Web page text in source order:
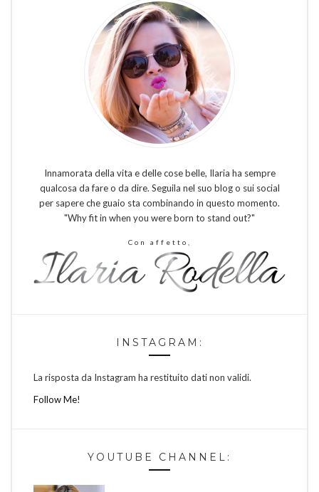
Innamorata della vita e delle cose belle, Ilaria ha sempre
qualcosa da fare o da dire. Seguila nel suo blog o sui social
per sapere che guaio sta combinando in questo momento.
"Why fit in when you were born to stand out?"
Con affetto,
INSTAGRAM:
La risposta da Instagram ha restituito dati non validi.
Follow Me!
YOUTUBE CHANNEL: